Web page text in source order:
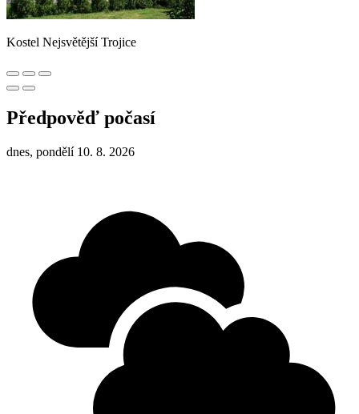
Kostel Nejsvětější Trojice
Předpověď počasí
dnes, pondělí 10. 8. 2026